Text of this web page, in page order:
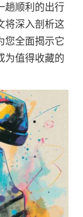
趟顺利的出行
将深入剖析这
您全面揭示它
为值得收藏的